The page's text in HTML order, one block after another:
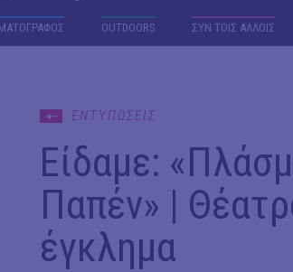
OUTDΟORS ΣΥΝ ΤΟΙΣ ΑΛΛΟΙΣ
ΕΝΤΥΠΩΣΕΙΣ
Είδαμε:
Παπέν» |
έγκλημα